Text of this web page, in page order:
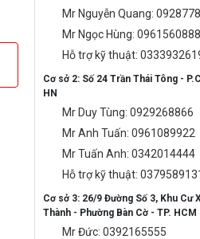
Mr Nguyễn Quang:
Mr Ngọc Hùng: 0961560888
Hỗ trợ kỹ thuật:
Cơ sở 2: Số 24 Trần Thái Tông -
HN
Mr Duy Tùng: 0929268866
Mr Anh Tuấn: 0961089922
Mr Tuấn Anh: 0342014444
Hỗ trợ kỹ thuật:
Cơ sở 3: 26/9 Đường Số 3, Khu Cư
Thành - Phường Bàn Cờ - TP. HCM
Mr Đức: 0392165555